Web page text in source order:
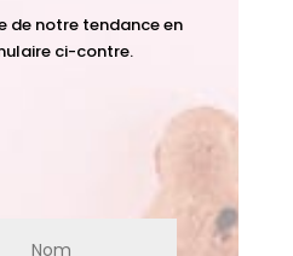
de notre tendance en
ci-contre.